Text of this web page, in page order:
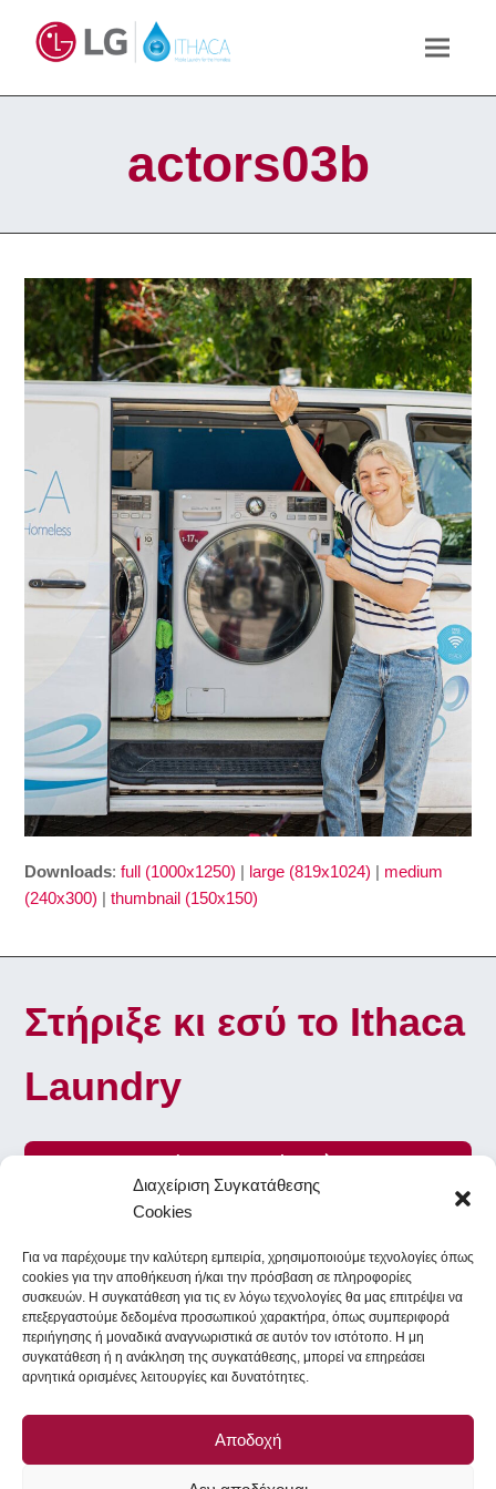
Διαχείριση Συγκατάθεσης
Cookies
Για να παρέχουμε την καλύτερη εμπειρία, χρησιμοποιούμε τεχνολογίες όπως
cookies για την αποθήκευση ή/και την πρόσβαση σε πληροφορίες
συσκευών. Η συγκατάθεση για τις εν λόγω τεχνολογίες θα μας επιτρέψει να
επεξεργαστούμε δεδομένα προσωπικού χαρακτήρα, όπως συμπεριφορά
περιήγησης ή μοναδικά αναγνωριστικά σε αυτόν τον ιστότοπο. Η μη
συγκατάθεση ή η ανάκληση της συγκατάθεσης, μπορεί να επηρεάσει
αρνητικά ορισμένες λειτουργίες και δυνατότητες.
Αποδοχή
actors03b
Downloads:full (1000x1250) | large (819x1024) | medium
(240x300) |thumbnail (150x150)
Στήριξε κι εσύ το Ithaca
Laundry
Γίνε Εθελοντής
To Ithaca Laundry στα κοινωνικά δίκτυα
FacebookInstagram
All Rights Reserved - CopyrightLG Electronics- Icons provided
Icons8&Font Awesome